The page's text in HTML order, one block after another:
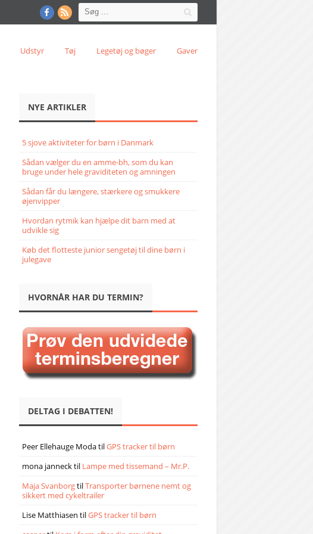
Udstyr Tøj Legetøj og bøger Gaver
NYE ARTIKLER
5 sjove aktiviteter for børn i Danmark
Sådan vælger du en amme-bh, som du kan
bruge under hele graviditeten og amningen
Sådan får du længere, stærkere og smukkere
øjenvipper
Hvordan rytmik kan hjælpe dit barn med at
udvikle sig
Køb det flotteste junior sengetøj til dine børn i
julegave
HVORNÅR HAR DU TERMIN?
DELTAG I DEBATTEN!
Peer Ellehauge ModatilGPS tracker til børn
mona jannecktil Lampe med tissemand – Mr.P.
Maja SvanborgtilTransporter børnene nemt og
sikkert med cykeltrailer
Lise Matthiasen tilGPS tracker til børn